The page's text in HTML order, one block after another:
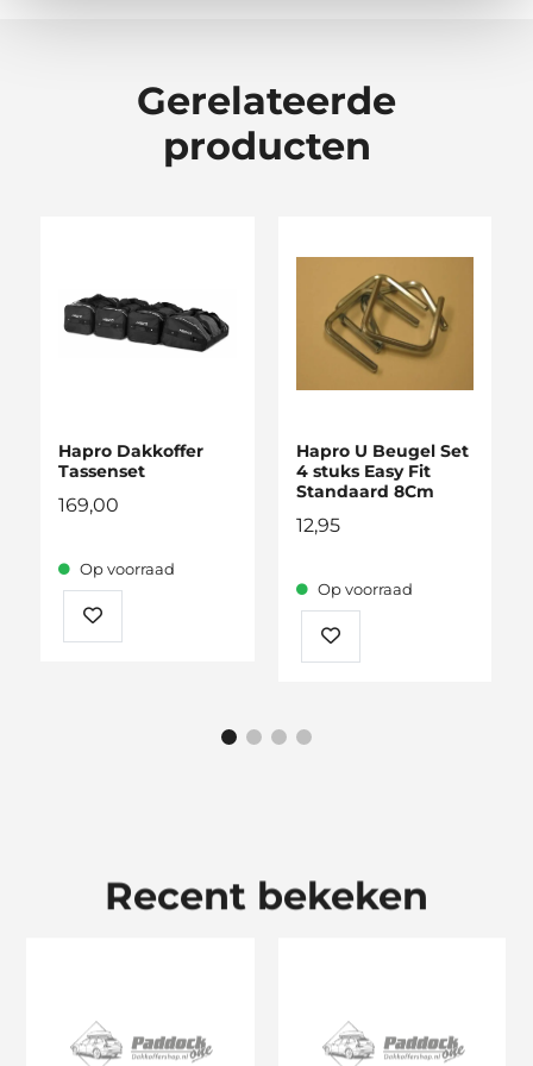
Gerelateerde
producten
Hapro Dakkoffer
Tassenset
169,00
Op voorraad
Hapro U Beugel Set
4 stuks Easy Fit
Standaard 8Cm
12,95
Op voorraad
Recent bekeken